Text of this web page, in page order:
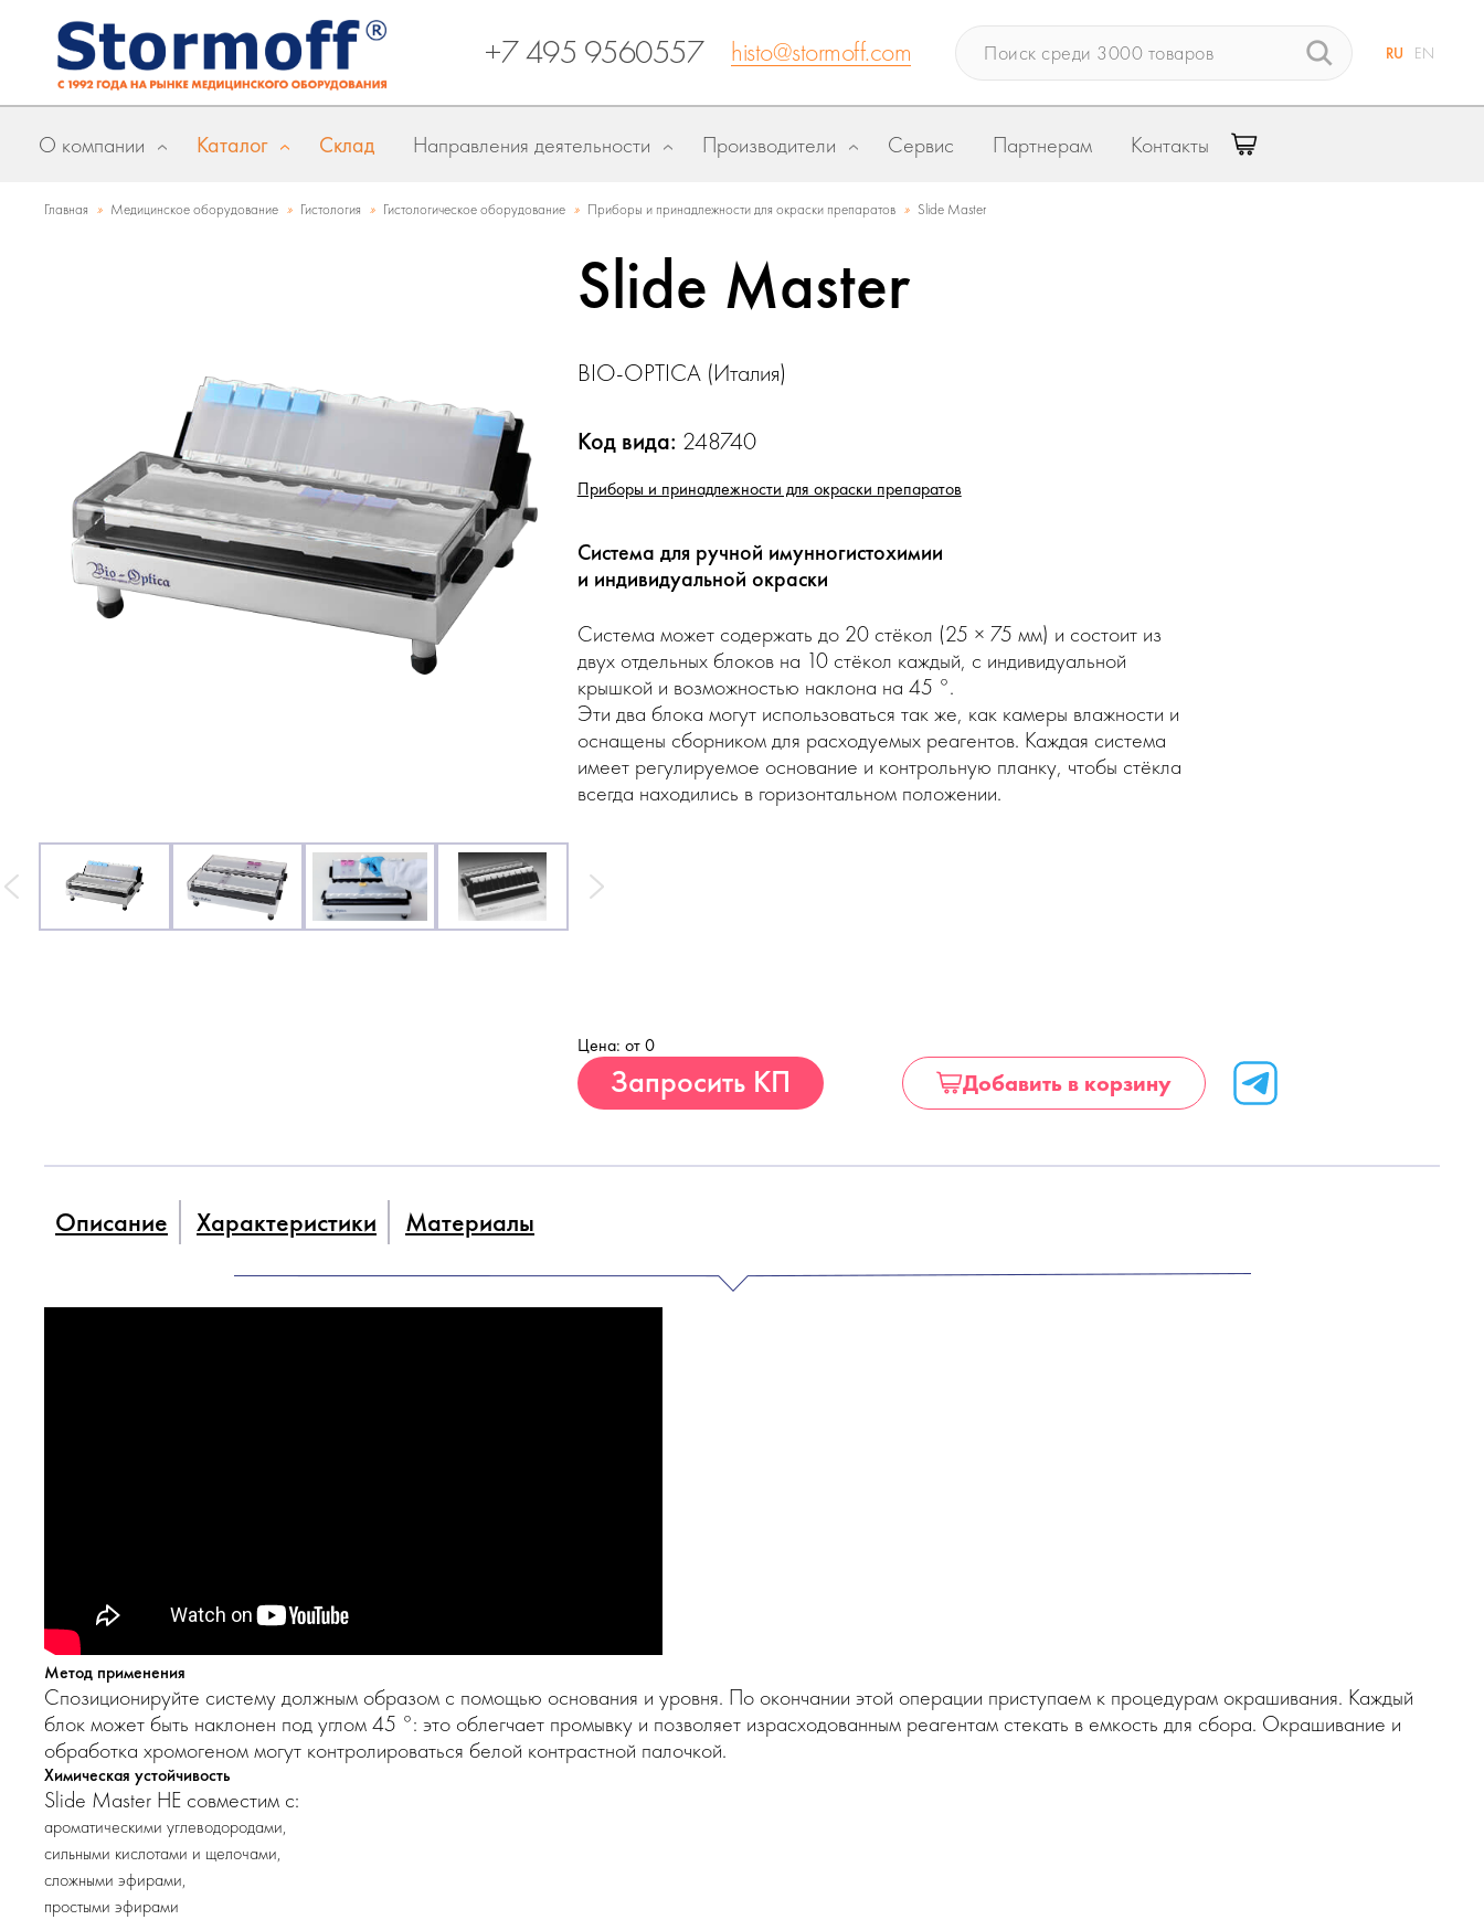
+7 495 9560557 histo@stormoff.com RU EN
О компании Каталог Склад Направления деятельности Производители Сервис Партнерам Контакты
Главная » Медицинское оборудование » Гистология » Гистологическое оборудование » Приборы и принадлежности для окраски препаратов » Slide Master
Slide Master
BIO-OPTICA (Италия)
Код вида: 248740
Приборы и принадлежности для окраски препаратов
Система для ручной имунногистохимии
и индивидуальной окраски
Система может содержать до 20 стёкол (25 × 75 мм) и состоит из
двух отдельных блоков на 10 стёкол каждый, с индивидуальной
крышкой и возможностью наклона на 45 °.
Эти два блока могут использоваться так же, как камеры влажности и
оснащены сборником для расходуемых реагентов. Каждая система
имеет регулируемое основание и контрольную планку, чтобы стёкла
всегда находились в горизонтальном положении.
Цена: от 0
Запросить КП Добавить в корзину
Описание Характеристики Материалы
Метод применения
Спозиционируйте систему должным образом с помощью основания и уровня. По окончании этой операции приступаем к процедурам окрашивания. Каждый
блок может быть наклонен под углом 45 °: это облегчает промывку и позволяет израсходованным реагентам стекать в емкость для сбора. Окрашивание и
обработка хромогеном могут контролироваться белой контрастной палочкой.
Химическая устойчивость
Slide Master НЕ совместим с:
ароматическими углеводородами,
сильными кислотами и щелочами,
сложными эфирами,
простыми эфирами